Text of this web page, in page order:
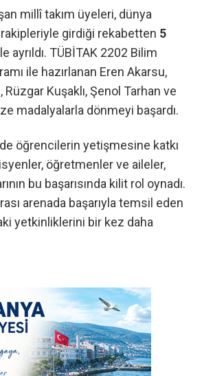
millî takım üyeleri, dünya
girdiği rekabetten 5
ayrıldı. TÜBİTAK 2202 Bilim
ile hazırlanan Eren Akarsu,
Kuşaklı, Şenol Tarhan ve
madalyalarla dönmeyi başardı.
öğrencilerin yetişmesine katkı
öğretmenler ve aileler,
bu başarısında kilit rol oynadı.
arenada başarıyla temsil eden
yetkinliklerini bir kez daha